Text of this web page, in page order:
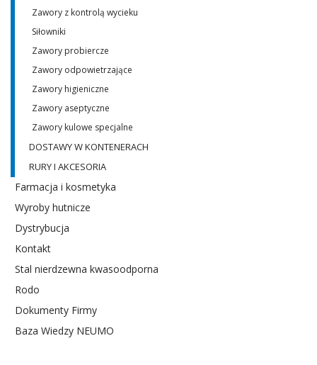
Zawory z kontrolą wycieku
Siłowniki
Zawory probiercze
Zawory odpowietrzające
Zawory higieniczne
Zawory aseptyczne
Zawory kulowe specjalne
DOSTAWY W KONTENERACH
RURY I AKCESORIA
Farmacja i kosmetyka
Wyroby hutnicze
Dystrybucja
Kontakt
Stal nierdzewna kwasoodporna
Rodo
Dokumenty Firmy
Baza Wiedzy NEUMO